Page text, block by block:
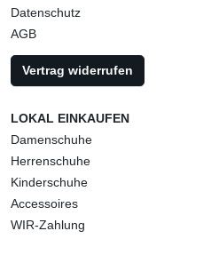
Datenschutz
AGB
Vertrag widerrufen
LOKAL EINKAUFEN
Damenschuhe
Herrenschuhe
Kinderschuhe
Accessoires
WIR-Zahlung